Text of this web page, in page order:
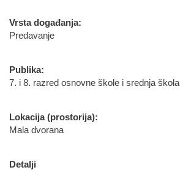
Vrsta događanja:
Predavanje
Publika:
7. i 8. razred osnovne škole i srednja škola
Lokacija (prostorija):
Mala dvorana
Detalji